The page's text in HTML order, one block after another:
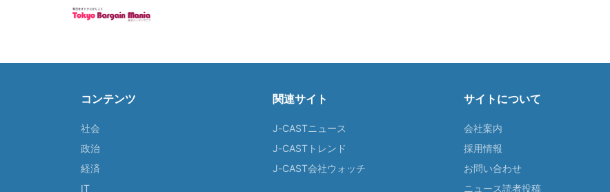
コンテンツ
社会
政治
経済
IT
関連サイト
J-CASTニュース
J-CASTトレンド
J-CAST会社ウォッチ
サイトについて
会社案内
採用情報
お問い合わせ
ニュース読者投稿